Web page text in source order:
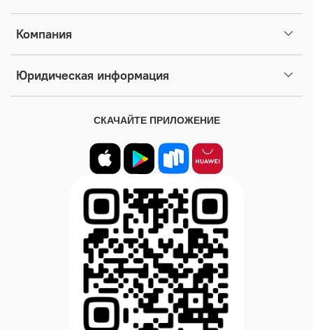
Компания
Юридическая информация
СКАЧАЙТЕ ПРИЛОЖЕНИЕ